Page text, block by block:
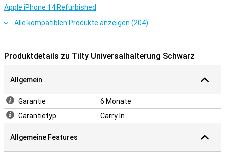
Apple iPhone 14 Refurbished
Alle kompatiblen Produkte anzeigen (204)
Produktdetails zu Tilty Universalhalterung Schwarz
Allgemein
Garantie
6 Monate
Garantietyp
Carry In
Allgemeine Features